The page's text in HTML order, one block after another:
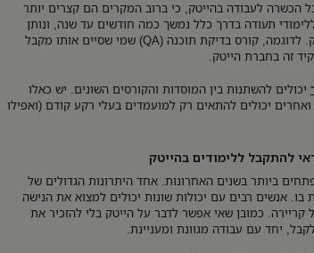
הכשרה לעבודה בהייטק, כי ברוב המקרים הם קצרים יותר
תעודה בדרך כלל נמשך כמה חודשים עד שנה, ונותן
הכשרה מדויקת לתפקיד ספציפי בהייטק. לדוגמה, קורס בדיקת תוכנה (QA) שמי שסיים אותו מקבל
זה בחברת הייטק.
יכולים להשתנות בין המוסדות והקורסים השונים. יש כאלו
יכולים להתאים רק למועמדים בעלי רקע קודם (ואפילו
להתקבל ללימודים בהייטק
ביותר בשנים האחרונות. אחד היתרונות הגדולים של
בו. אנשים רבים עם יכולות שונות יכולים למצוא את הנישה
כמובן שאי אפשר לדבר על הייטק בלי להזכיר את
יחד עם עבודה מגוונת ומעניינת.